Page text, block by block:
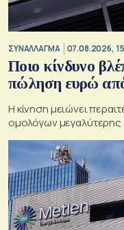
ΣΥΝΑΛΛΑΓΜΑ 07.08.2026,
Ποιο κίνδυνο
πώληση ευρώ
Η κίνηση μειώνει
ομολόγων μεγαλύτερης